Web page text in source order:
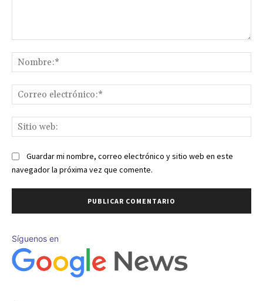
Guardar mi nombre, correo electrónico y sitio web en este
navegador la próxima vez que comente.
Síguenos en